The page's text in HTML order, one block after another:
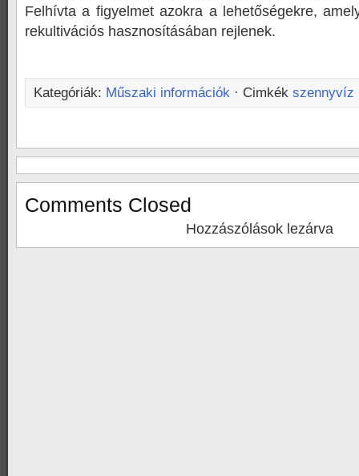
Felhívta a figyelmet azokra a lehetőségekre,
rekultivációs hasznosításában rejlenek.
Kategóriák: Műszaki információk · Cimkék szennyvíz
Comments Closed
Hozzászólások lezárva